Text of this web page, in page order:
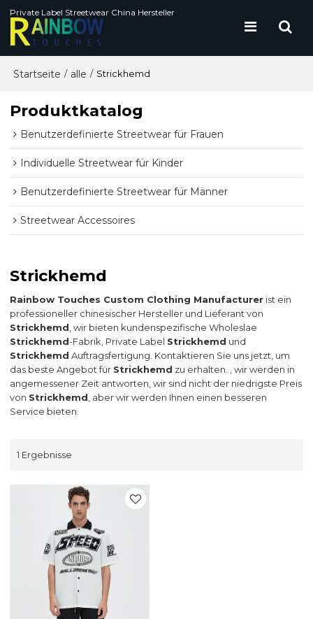
Private Label Streetwear China Hersteller
Startseite / alle / Strickhemd
Produktkatalog
Benutzerdefinierte Streetwear für Frauen
Individuelle Streetwear für Kinder
Benutzerdefinierte Streetwear für Männer
Streetwear Accessoires
Strickhemd
Rainbow Touches Custom Clothing Manufacturer ist ein
professioneller chinesischer Hersteller und Lieferant von
Strickhemd , wir bieten kundenspezifische Wholeslae
Strickhemd-Fabrik, Private Label Strickhemd und
Strickhemd Auftragsfertigung. Kontaktieren Sie uns jetzt, um
das beste Angebot für Strickhemd zu erhalten. , wir werden in
angemessener Zeit antworten, wir sind nicht der niedrigste Preis
von Strickhemd , aber wir werden Ihnen einen besseren
Service bieten.
1 Ergebnisse